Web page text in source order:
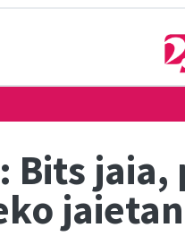
Bits
jaietan